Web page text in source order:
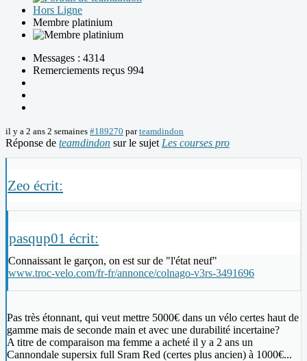
Hors Ligne
Membre platinium
Messages : 4314
Remerciements reçus 994
il y a 2 ans 2 semaines #189270 parteamdindon
Réponse de teamdindon sur le sujet Les courses pro
Zeo écrit:
pasqup01 écrit:
Connaissant le garçon, on est sur de "l'état neuf"
www.troc-velo.com/fr-fr/annonce/colnago-v3rs-3491696
Pas très étonnant, qui veut mettre 5000€ dans un vélo certes haut de
gamme mais de seconde main et avec une durabilité incertaine?
A titre de comparaison ma femme a acheté il y a 2 ans un
Cannondale supersix full Sram Red (certes plus ancien) à 1000€...